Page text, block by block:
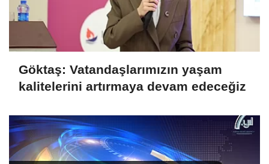
Göktaş: Vatandaşlarımızın yaşam
kalitelerini artırmaya devam edeceğiz